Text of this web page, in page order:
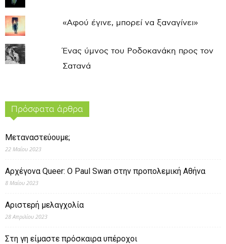
«Αφού έγινε, μπορεί να ξαναγίνει»
Ένας ύμνος του Ροδοκανάκη προς τον
Σατανά
Πρόσφατα άρθρα
Μεταναστεύουμε;
22 Μαΐου 2023
Αρχέγονα Queer: O Paul Swan στην προπολεμική Αθήνα
8 Μαΐου 2023
Αριστερή μελαγχολία
28 Απριλίου 2023
Στη γη είμαστε πρόσκαιρα υπέροχοι